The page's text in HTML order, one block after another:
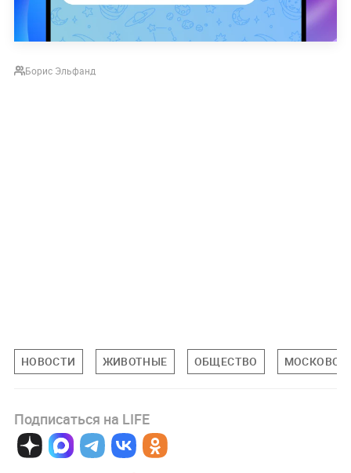
Борис Эльфанд
НОВОСТИ ЖИВОТНЫЕ ОБЩЕСТВО
Подписаться на LIFE